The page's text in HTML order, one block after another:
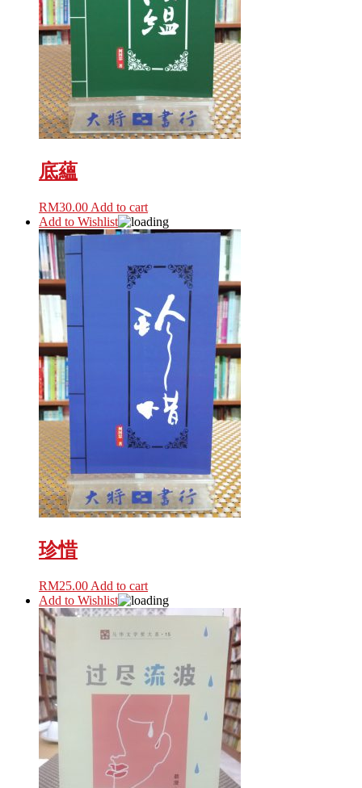
底蘊
RM30.00 Add to cart
Add to Wishlist
珍惜
RM25.00 Add to cart
Add to Wishlist